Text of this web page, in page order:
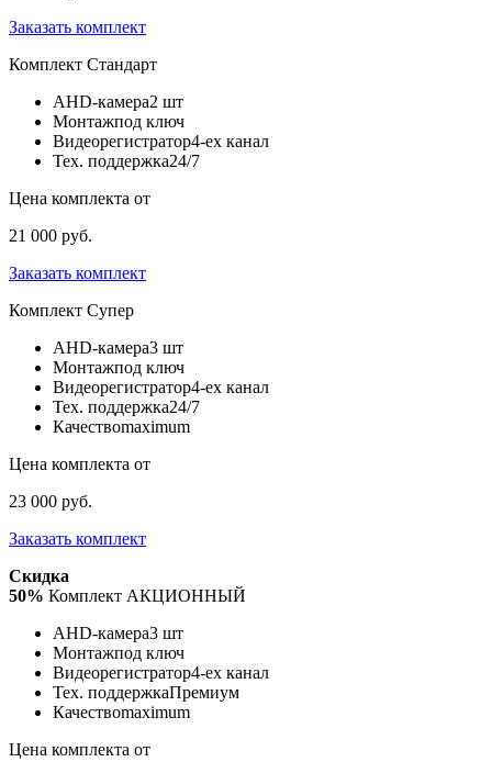
Заказать комплект
Комплект Стандарт
AHD-камера2 шт
Монтажпод ключ
Видеорегистратор4-ех канал
Тех. поддержка24/7
Цена комплекта от
21 000 руб.
Заказать комплект
Комплект Супер
AHD-камера3 шт
Монтажпод ключ
Видеорегистратор4-ех канал
Тех. поддержка24/7
Качествоmaximum
Цена комплекта от
23 000 руб.
Заказать комплект
Скидка
50% Комплект АКЦИОННЫЙ
AHD-камера3 шт
Монтажпод ключ
Видеорегистратор4-ех канал
Тех. поддержкаПремиум
Качествоmaximum
Цена комплекта от